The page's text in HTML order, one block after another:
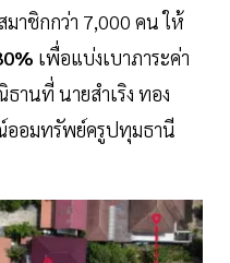
มาชิกกว่า 7,000 คน ให้
เพื่อแบ่งเบาภาระค่า
านที่ นายสำเริง ทอง
ออมทรัพย์ครูปทุมธานี